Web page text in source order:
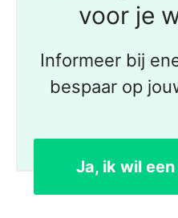
voor je
Informeer bij
bespaar op
Ja, ik wil